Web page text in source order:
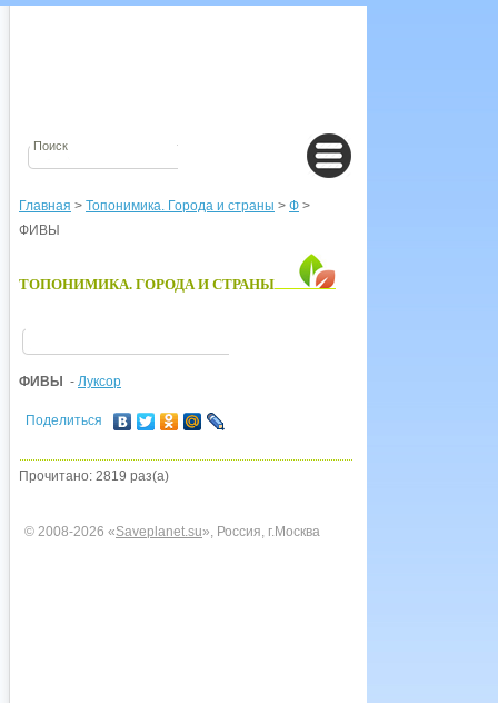
Главная > Топонимика. Города и страны > Ф >
ФИВЫ
ТОПОНИМИКА. ГОРОДА И СТРАНЫ
ФИВЫ - Луксор
Поделиться
Прочитано: 2819 раз(а)
© 2008-2026 «Saveplanet.su», Россия, г.Москва